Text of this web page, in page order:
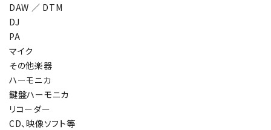
DAW ／ DTM
DJ
PA
マイク
その他楽器
ハーモニカ
鍵盤ハーモニカ
リコーダー
CD、映像ソフト等